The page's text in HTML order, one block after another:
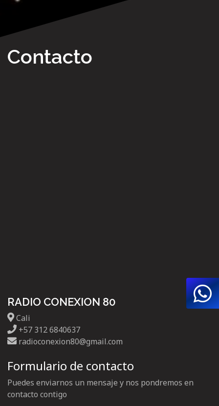
Contacto
RADIO CONEXION 80
Cali
+57 312 6840637
radioconexion80@gmail.com
Formulario de contacto
Puedes enviarnos un mensaje y nos pondremos en
contacto contigo